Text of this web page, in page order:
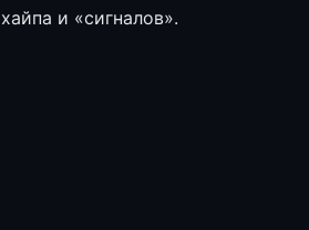
и «сигналов».